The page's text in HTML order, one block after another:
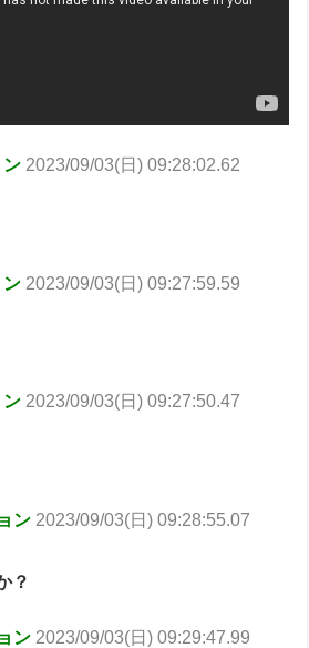
ン 2023/09/03(日) 09:28:02.62
ン 2023/09/03(日) 09:27:59.59
ン 2023/09/03(日) 09:27:50.47
ン 2023/09/03(日) 09:28:55.07
？
ン 2023/09/03(日) 09:29:47.99